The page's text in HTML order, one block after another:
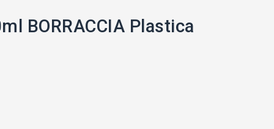
BORRACCIA Plastica